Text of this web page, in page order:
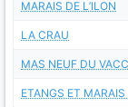
MARAIS DE L’ILON
LA CRAU
MAS NEUF DU
ETANGS ET